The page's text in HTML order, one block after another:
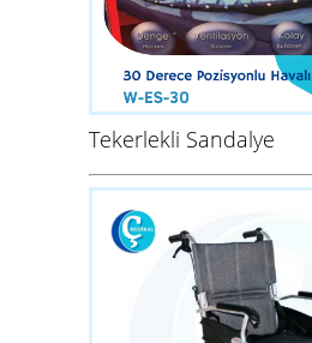
Tekerlekli Sandalye